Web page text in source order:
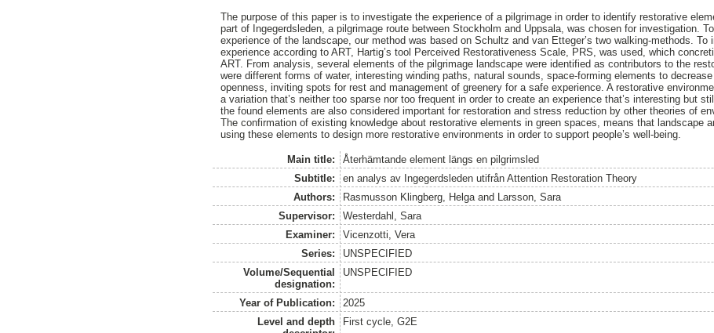
The purpose of this paper is to investigate the experience of a pilgrimage in order to identify restorative
part of Ingegerdsleden, a pilgrimage route between Stockholm and Uppsala, was chosen for investigation.
experience of the landscape, our method was based on Schultz and van Etteger’s two walking-methods. To
experience according to ART, Hartig’s tool Perceived Restorativeness Scale, PRS, was used, which
ART. From analysis, several elements of the pilgrimage landscape were identified as contributors to the
were different forms of water, interesting winding paths, natural sounds, space-forming elements to
openness, inviting spots for rest and management of greenery for a safe experience. A restorative
a variation that’s neither too sparse nor too frequent in order to create an experience that’s interesting but
the found elements are also considered important for restoration and stress reduction by other theories of
The confirmation of existing knowledge about restorative elements in green spaces, means that landscape
using these elements to design more restorative environments in order to support people’s well-being.
Main title:
Återhämtande element längs en pilgrimsled
Subtitle:
en analys av Ingegerdsleden utifrån Attention Restoration Theory
Authors:
Rasmusson Klingberg, Helgaand Larsson, Sara
Supervisor:
Westerdahl, Sara
Examiner:
Vicenzotti, Vera
Series:
UNSPECIFIED
Volume/Sequential
designation:
UNSPECIFIED
Year of Publication:
2025
Level and depth
First cycle, G2E